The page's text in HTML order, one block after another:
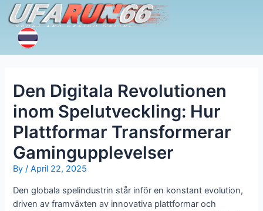
Den Digitala Revolutionen
inom Spelutveckling: Hur
Plattformar Transformerar
Gamingupplevelser
By/April 22, 2025
Den globala spelindustrin står inför en konstant evolution,
driven av framväxten av innovativa plattformar och